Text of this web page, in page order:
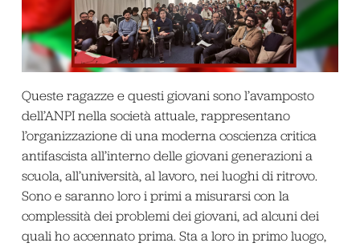
Queste ragazze e questi giovani sono l’avamposto
dell’ANPI nella società attuale, rappresentano
l’organizzazione di una moderna coscienza critica
antifascista all’interno delle giovani generazioni a
scuola, all’università, al lavoro, nei luoghi di ritrovo.
Sono e saranno loro i primi a misurarsi con la
complessità dei problemi dei giovani, ad alcuni dei
quali ho accennato prima. Sta a loro in primo luogo,